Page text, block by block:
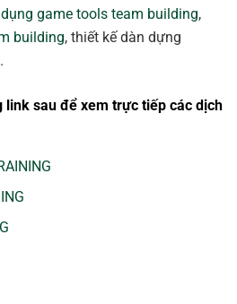
game tools team building,
building, thiết kế dàn dựng
link sau để xem trực tiếp các dịch